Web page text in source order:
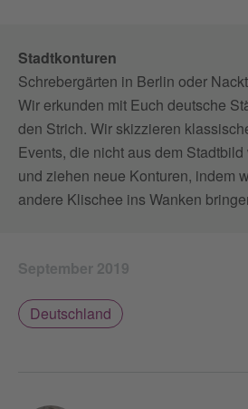
Stadtkonturen
Schrebergärten in Berlin oder
Wir erkunden mit Euch deutsche
den Strich. Wir skizzieren
Events, die nicht aus dem
und ziehen neue Konturen, indem
andere Klischee ins Wanken
September 2019
Deutschland